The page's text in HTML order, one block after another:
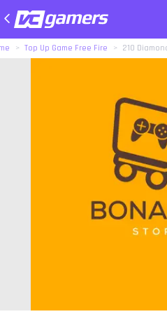
Top Up Game Free Fire 210